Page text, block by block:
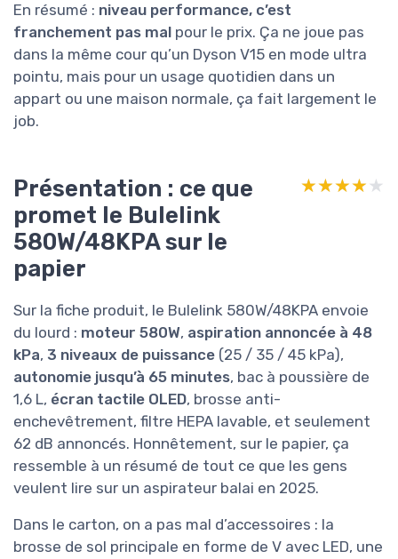
En résumé : niveau performance, c’est
franchement pas mal pour le prix. Ça ne joue pas
dans la même cour qu’un Dyson V15 en mode ultra
pointu, mais pour un usage quotidien dans un
appart ou une maison normale, ça fait largement le
job.
Présentation : ce que
promet le Bulelink
580W/48KPA sur le
papier
★★★★★
★★★★★
Sur la fiche produit, le Bulelink 580W/48KPA envoie
du lourd : moteur 580W, aspiration annoncée à 48
kPa, 3 niveaux de puissance (25 / 35 / 45 kPa),
autonomie jusqu’à 65 minutes, bac à poussière de
1,6 L, écran tactile OLED, brosse anti-
enchevêtrement, filtre HEPA lavable, et seulement
62 dB annoncés. Honnêtement, sur le papier, ça
ressemble à un résumé de tout ce que les gens
veulent lire sur un aspirateur balai en 2025.
Dans le carton, on a pas mal d’accessoires : la
brosse de sol principale en forme de V avec LED, une